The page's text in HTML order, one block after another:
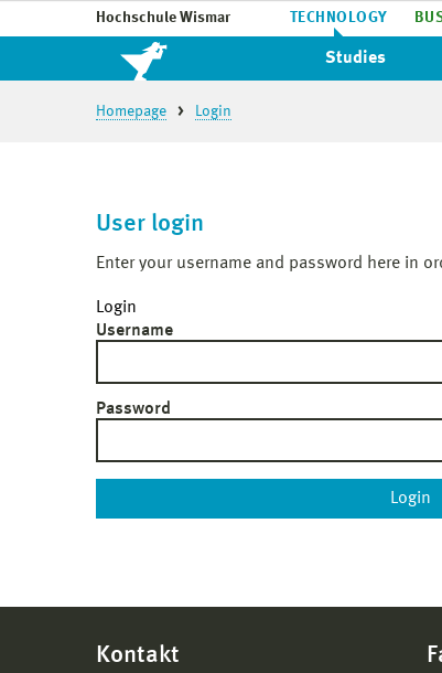
Hochschule Wismar TECHNOLOGY
Studies
Homepage Login
User login
Enter your username and password here in
Login
Username
Password
Kontakt